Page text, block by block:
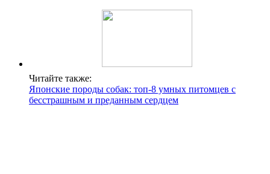
Читайте также:
Японские породы собак: топ-8 умных питомцев с
бесстрашным и преданным сердцем